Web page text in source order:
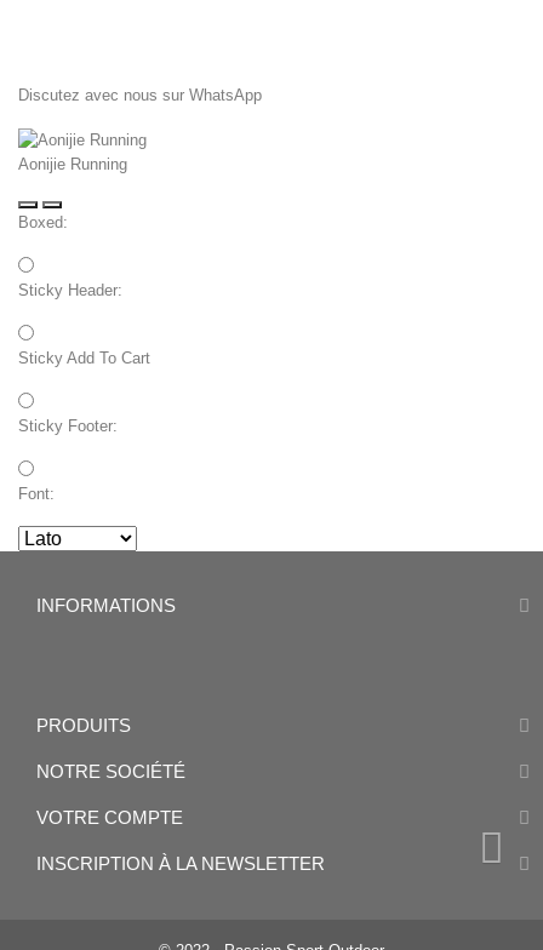
Discutez avec nous sur WhatsApp
Aonijie Running
Boxed:
Sticky Header:
Sticky Add To Cart
Sticky Footer:
Font:
INFORMATIONS
PRODUITS
NOTRE SOCIÉTÉ
VOTRE COMPTE
INSCRIPTION À LA NEWSLETTER